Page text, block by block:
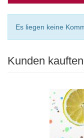
Es liegen keine
Kunden